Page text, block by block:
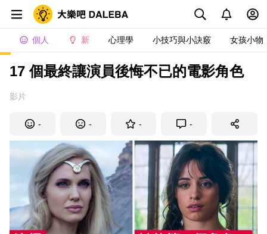
個人 新 心理學 小技巧與小訣竅 女孩小物
17 個最終讓演員後悔不已的電影角色
影片
- - - -